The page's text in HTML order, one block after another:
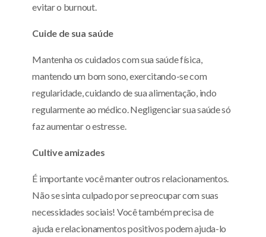
evitar o burnout.
Cuide de sua saúde
Mantenha os cuidados com sua saúde física,
mantendo um bom sono, exercitando-se com
regularidade, cuidando de sua alimentação, indo
regularmente ao médico. Negligenciar sua saúde só
faz aumentar o estresse.
Cultive amizades
É importante você manter outros relacionamentos.
Não se sinta culpado por se preocupar com suas
necessidades sociais! Você também precisa de
ajuda e relacionamentos positivos podem ajuda-lo